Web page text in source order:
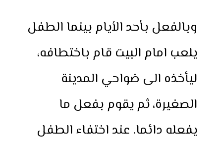
وبالفعل بأحد الأيام بينما الطفل
يلعب امام البيت قام باختطافه،
ليأخذه الى ضواحي المدينة
الصغيرة، ثم يقوم بفعل ما
يفعله دائما. عند اختفاء الطفل